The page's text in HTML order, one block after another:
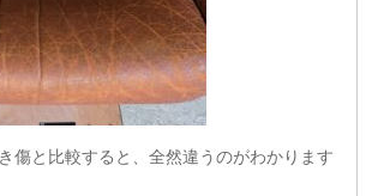
傷と比較すると、全然違うのがわかります